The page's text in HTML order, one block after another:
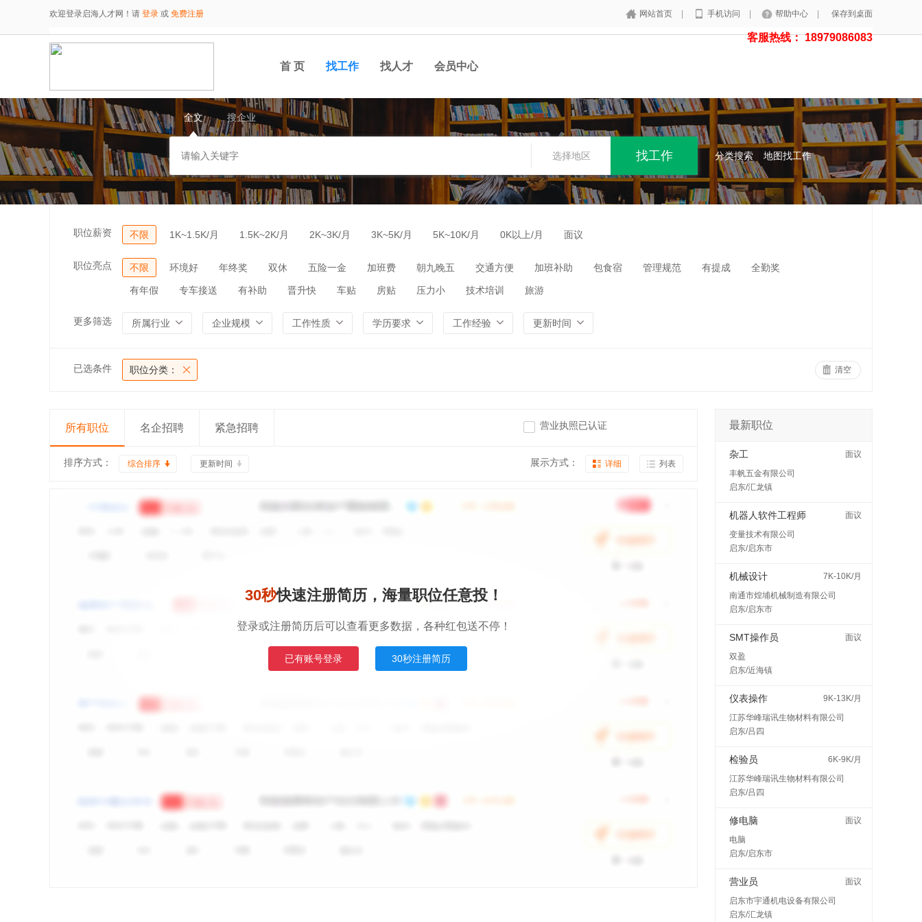
欢迎登录启海人才网！请 登录 或 免费注册 网站首页 手机访问 帮助中心 保存到桌面
客服热线： 18979086083
首 页 找工作 找人才 会员中心
全文 搜企业
选择地区 分类搜索 地图找工作
职位薪资 不限 1K~1.5K/月 1.5K~2K/月 2K~3K/月 3K~5K/月 5K~10K/月 0K以上/月 面议
职位亮点 不限 环境好 年终奖 双休 五险一金 加班费 朝九晚五 交通方便 加班补助 包食宿 管理规范 有提成 全勤奖
有年假 专车接送 有补助 晋升快 车贴 房贴 压力小 技术培训 旅游
更多筛选 所属行业 企业规模 工作性质 学历要求 工作经验 更新时间
已选条件 职位分类： 清空
所有职位 名企招聘 紧急招聘 营业执照已认证
排序方式： 综合排序 更新时间 展示方式： 详细 列表
30秒快速注册简历，海量职位任意投！
登录或注册简历后可以查看更多数据，各种红包送不停！
已有账号登录 30秒注册简历
最新职位
杂工
面议
丰帆五金有限公司
启东/汇龙镇
机器人软件工程师
面议
变量技术有限公司
启东/启东市
机械设计
7K-10K/月
南通市煌埔机械制造有限公司
启东/启东市
SMT操作员
面议
双盈
启东/近海镇
仪表操作
9K-13K/月
江苏华峰瑞讯生物材料有限公司
启东/吕四
检验员
6K-9K/月
江苏华峰瑞讯生物材料有限公司
启东/吕四
修电脑
面议
电脑
启东/启东市
营业员
面议
启东市宇通机电设备有限公司
启东/汇龙镇